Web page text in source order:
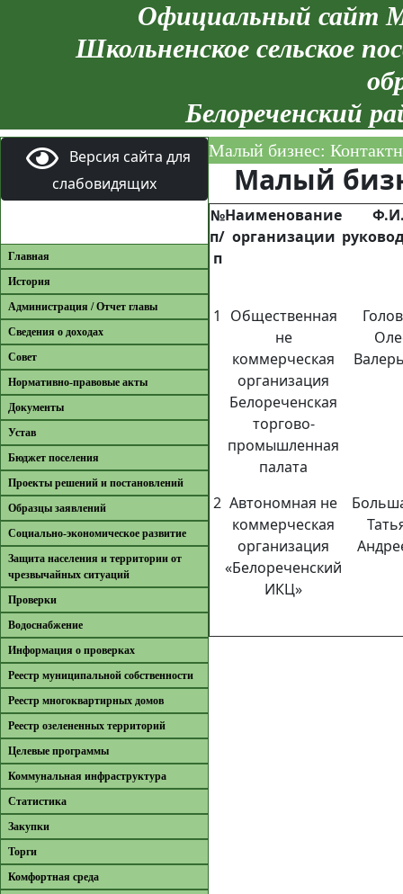
Официальный сайт
Школьненское сельское
Белореченский
Версия сайта для
слабовидящих
Главная
История
Администрация / Отчет главы
Сведения о доходах
Совет
Нормативно-правовые акты
Документы
Устав
Бюджет поселения
Проекты решений и постановлений
Образцы заявлений
Cоциально-экономическое развитие
Защита населения и территории от
чрезвычайных ситуаций
Проверки
Водоснабжение
Информация о проверках
Реестр муниципальной собственности
Реестр многоквартирных домов
Реестр озелененных территорий
Целевые программы
Коммунальная инфраструктура
Cтатистика
Закупки
Торги
Комфортная среда
Малый бизнес:
Малый
№
п/
п
Наименование
организации
1
Общественная
не
коммерческая
организация
Белореченская
торгово-
промышленная
палата
2 Автономная не
коммерческая
организация
«Белореченский
ИКЦ»